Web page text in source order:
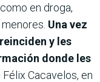
en droga,
Una vez
y les
donde les
Cacavelos, en